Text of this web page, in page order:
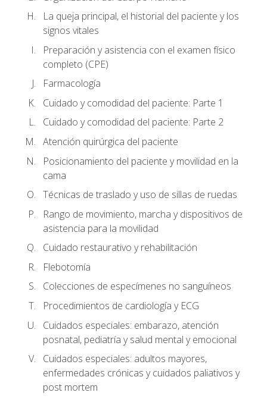
La queja principal, el historial del paciente y los
signos vitales
Preparación y asistencia con el examen físico
completo (CPE)
Farmacología
Cuidado y comodidad del paciente: Parte 1
Cuidado y comodidad del paciente: Parte 2
Atención quirúrgica del paciente
Posicionamiento del paciente y movilidad en la
cama
Técnicas de traslado y uso de sillas de ruedas
Rango de movimiento, marcha y dispositivos de
asistencia para la movilidad
Cuidado restaurativo y rehabilitación
Flebotomía
Colecciones de especímenes no sanguíneos
Procedimientos de cardiología y ECG
Cuidados especiales: embarazo, atención
posnatal, pediatría y salud mental y emocional
Cuidados especiales: adultos mayores,
enfermedades crónicas y cuidados paliativos y
post mortem